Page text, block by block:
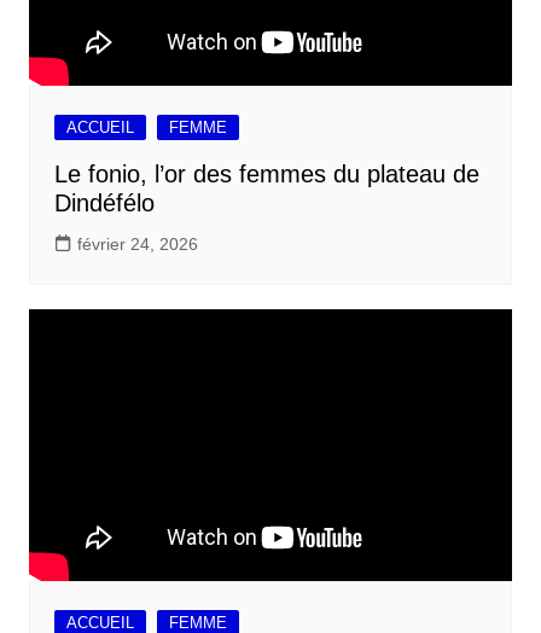
ACCUEIL FEMME
Le fonio, l’or des femmes du plateau de
Dindéfélo
février 24, 2026
ACCUEIL FEMME